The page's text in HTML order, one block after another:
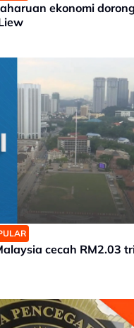
ekonomi dorong
cecah RM2.03